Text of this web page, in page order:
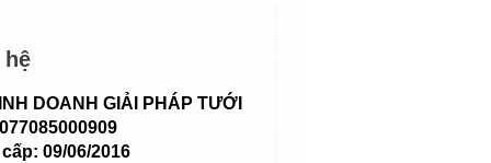
hệ
DOANH GIẢI PHÁP TƯỚI
09/06/2016